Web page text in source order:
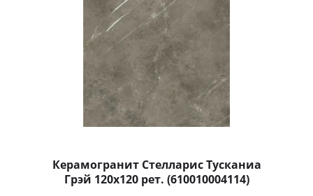
Керамогранит Стелларис Тусканиа
Грэй 120x120 рет. (610010004114)